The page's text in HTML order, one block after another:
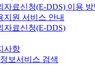
자료신청(E-DDS) 이용 방
지원 서비스 안내
자료신청(E-DDS)
사항
보서비스 검색